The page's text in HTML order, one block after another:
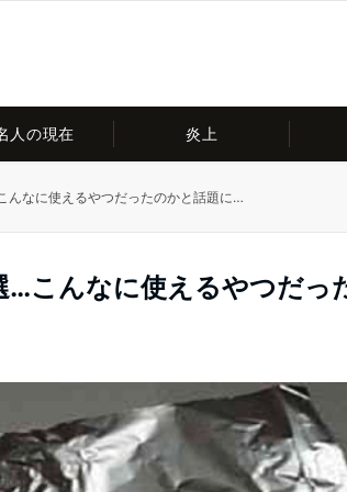
人の現在 炎上
んなに使えるやつだったのかと話題に…
…こんなに使えるやつだっ